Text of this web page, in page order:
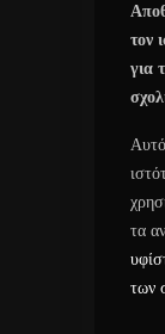
τον
για
τα
των